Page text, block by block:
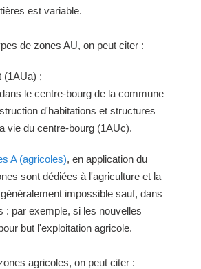
est variable.
de zones AU, on peut citer :
(1AUa) ;
le centre-bourg de la commune
d'habitations et structures
vie du centre-bourg (1AUc).
A (agricoles), en application du
sont dédiées à l'agriculture et la
impossible sauf, dans
: par exemple, si les nouvelles
but l'exploitation agricole.
agricoles, on peut citer :